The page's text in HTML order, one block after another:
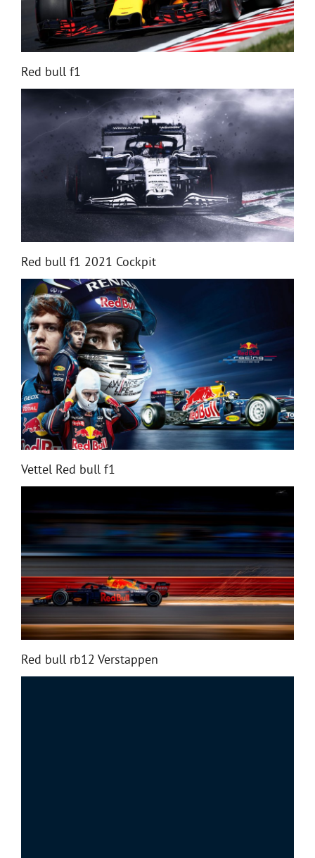
Red bull f1
Red bull f1 2021 Cockpit
Vettel Red bull f1
Red bull rb12 Verstappen